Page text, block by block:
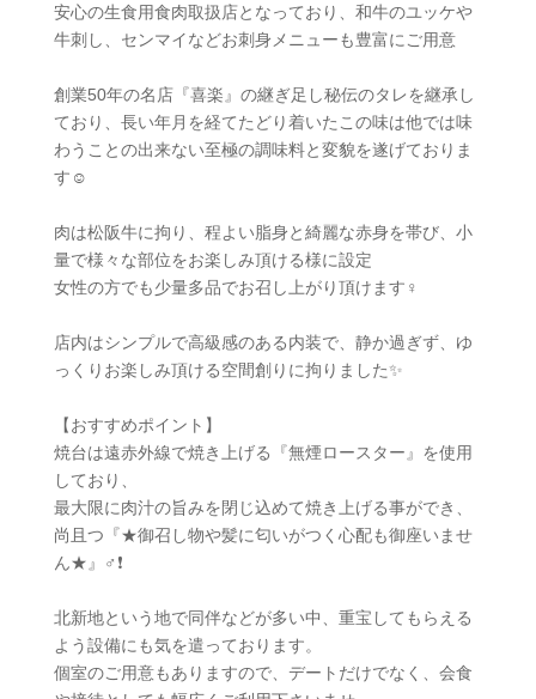
安心の生食用食肉取扱店となっており、和牛のユッケや
牛刺し、センマイなどお刺身メニューも豊富にご用意
創業50年の名店『喜楽』の継ぎ足し秘伝のタレを継承し
ており、長い年月を経てたどり着いたこの味は他では味
わうことの出来ない至極の調味料と変貌を遂げておりま
す☺️
肉は松阪牛に拘り、程よい脂身と綺麗な赤身を帯び、小
量で様々な部位をお楽しみ頂ける様に設定
女性の方でも少量多品でお召し上がり頂けます‍♀️
店内はシンプルで高級感のある内装で、静か過ぎず、ゆ
っくりお楽しみ頂ける空間創りに拘りました✨
【おすすめポイント】
焼台は遠赤外線で焼き上げる『無煙ロースター』を使用
しており、
最大限に肉汁の旨みを閉じ込めて焼き上げる事ができ、
尚且つ『★御召し物や髪に匂いがつく心配も御座いませ
ん★』‍♂️❗
北新地という地で同伴などが多い中、重宝してもらえる
よう設備にも気を遣っております。
個室のご用意もありますので、デートだけでなく、会食